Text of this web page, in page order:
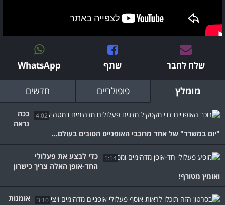
שלח לחבר שתף WhatsApp
מומלץ פופולריים חדשים
4:02
ככה
נראה
"יום במשרד" של אחד מרוכבי האופניים הטובים בעולם...
5:54
כדי לבצע את פעלולי
החד-אופן האלה צריך כישרון
ואומץ מטורף!
3:10
אומנות